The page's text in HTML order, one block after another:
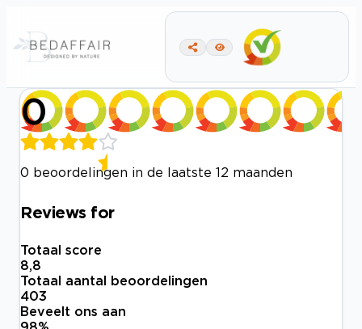
0
0 beoordelingen in de laatste 12 maanden
Reviews for
Totaal score
8,8
Totaal aantal beoordelingen
403
Beveelt ons aan